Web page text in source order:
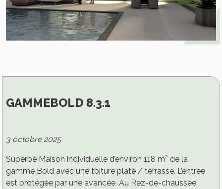
GAMMEBOLD 8.3.1
3 octobre 2025
Superbe Maison individuelle d’environ 118 m² de la
gamme Bold avec une toiture plate / terrasse. L’entrée
est protégée par une avancée. Au Rez-de-chaussée,